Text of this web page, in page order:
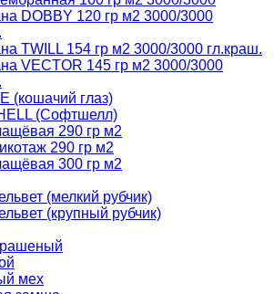
DOBBY 120 гр м2 3000/3000
TWILL 154 гр м2 3000/3000 гл.краш.
VECTOR 145 гр м2 3000/3000
(кошачий глаз)
(Софтшелл)
290 гр м2
290 гр м2
300 гр м2
(мелкий рубчик)
(крупный рубчик)
мех